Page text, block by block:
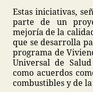
Estas iniciativas,
parte de un
mejoría de la
que se desarrolla
programa de
Universal de
como acuerdos
combustibles y de